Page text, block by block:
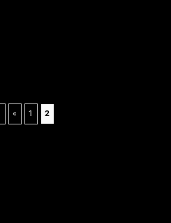
« 1 2